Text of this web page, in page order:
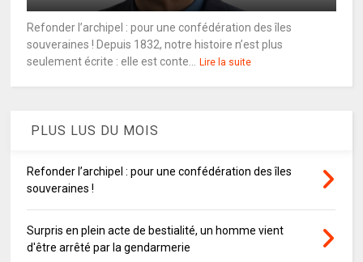
Refonder l’archipel : pour une confédération des îles
souveraines ! Depuis 1832, notre histoire n’est plus
seulement écrite : elle est conte...
Lire la suite
PLUS LUS DU MOIS
Refonder l’archipel : pour une confédération des îles
souveraines !
Surpris en plein acte de bestialité, un homme vient
d'être arrêté par la gendarmerie